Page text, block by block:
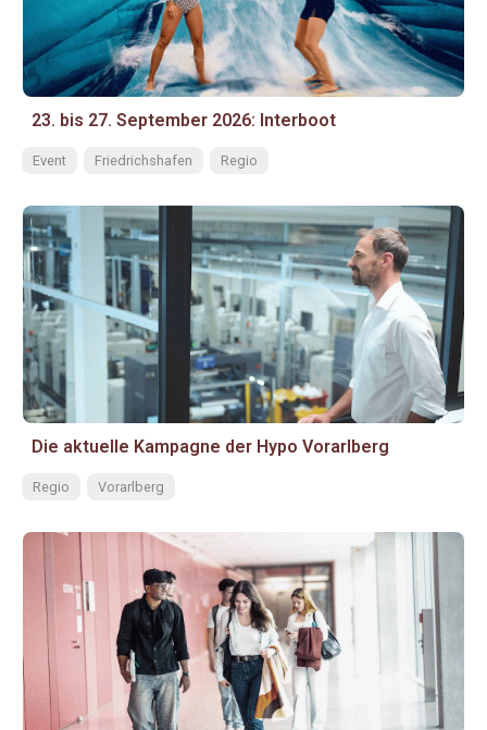
23. bis 27. September 2026: Interboot
Event Friedrichshafen Regio
Die aktuelle Kampagne der Hypo Vorarlberg
Regio Vorarlberg